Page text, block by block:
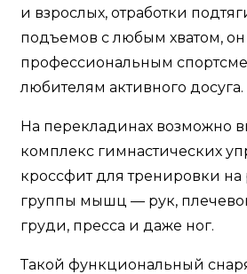
и взрослых, отработки
подъемов с любым хватом,
профессиональным
любителям активного досуга.
На перекладинах возможно
комплекс гимнастических
кроссфит для тренировки на
группы мышц — рук,
груди, пресса и даже ног.
Такой функциональный